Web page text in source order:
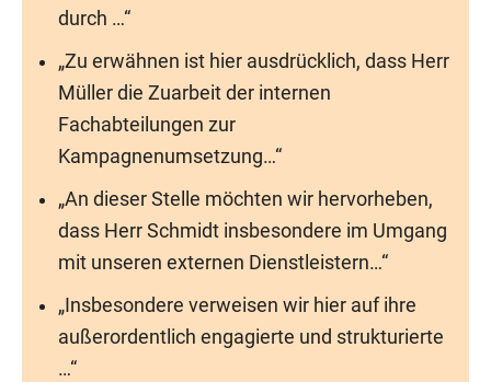
durch …“
„Zu erwähnen ist hier ausdrücklich, dass Herr
Müller die Zuarbeit der internen
Fachabteilungen zur
Kampagnenumsetzung…“
„An dieser Stelle möchten wir hervorheben,
dass Herr Schmidt insbesondere im Umgang
mit unseren externen Dienstleistern…“
„Insbesondere verweisen wir hier auf ihre
außerordentlich engagierte und strukturierte
…“